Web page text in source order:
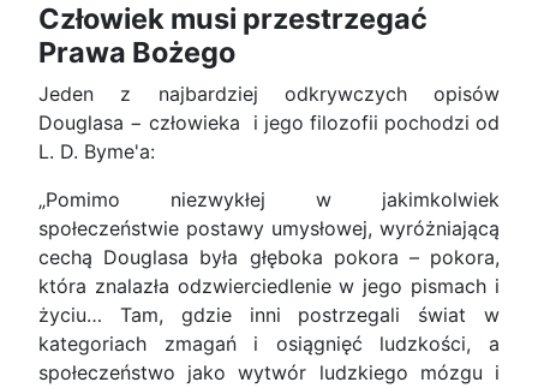
Człowiek musi przestrzegać
Prawa Bożego
Jeden z najbardziej odkrywczych opisów
Douglasa − człowieka i jego filozofii pochodzi od
L. D. Byme'a:
„Pomimo niezwykłej w jakimkolwiek
społeczeństwie postawy umysłowej, wyróżniającą
cechą Douglasa była głęboka pokora – pokora,
która znalazła odzwierciedlenie w jego pismach i
życiu… Tam, gdzie inni postrzegali świat w
kategoriach zmagań i osiągnięć ludzkości, a
społeczeństwo jako wytwór ludzkiego mózgu i